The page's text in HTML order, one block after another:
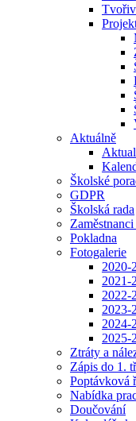
Aktuálně
Školské
GDPR
Školská rada
Pokladna
Fotogalerie
2020-
2021-
2022-
2023-
2024-
2025-
Ztráty a
Zápis do 1.
Poptávková
Nabídka
Doučování